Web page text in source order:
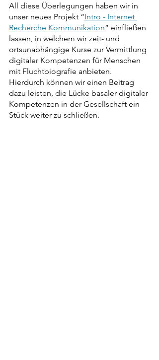
All diese Überlegungen haben wir in
unser neues Projekt “Intro - Internet
Recherche Kommunikation” einfließen
lassen, in welchem wir zeit- und
ortsunabhängige Kurse zur Vermittlung
digitaler Kompetenzen für Menschen
mit Fluchtbiografie anbieten.
Hierdurch können wir einen Beitrag
dazu leisten, die Lücke basaler digitaler
Kompetenzen in der Gesellschaft ein
Stück weiter zu schließen.